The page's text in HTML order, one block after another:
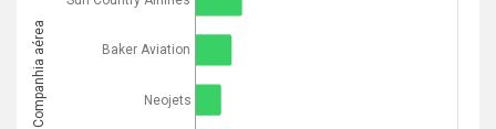
Baker Aviation
Neojets
Companhia aérea